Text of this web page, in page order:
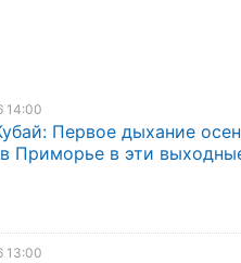
14:00
Первое дыхание
Приморье в эти
13:00